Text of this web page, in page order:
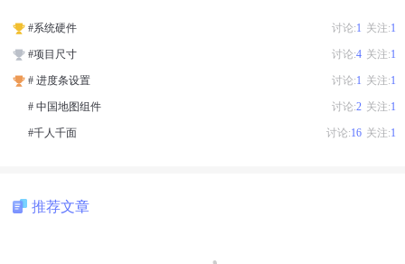
#系统硬件 讨论:1 关注:1
#项目尺寸 讨论:4 关注:1
# 进度条设置 讨论:1 关注:1
# 中国地图组件 讨论:2 关注:1
#千人千面 讨论:16 关注:1
推荐文章